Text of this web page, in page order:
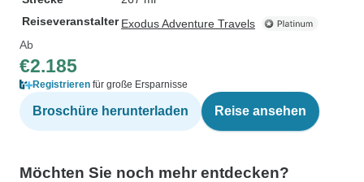
Reiseveranstalter Exodus Adventure Travels
Ab
€2.185
Registrieren für große Ersparnisse
Broschüre herunterladen Reise ansehen
Möchten Sie noch mehr entdecken?